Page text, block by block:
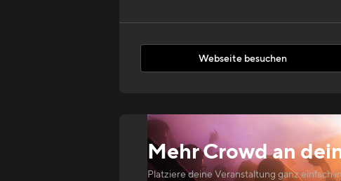
Webseite besuchen
Mehr Crowd an
Platziere deine Veranstaltung ganz einfach